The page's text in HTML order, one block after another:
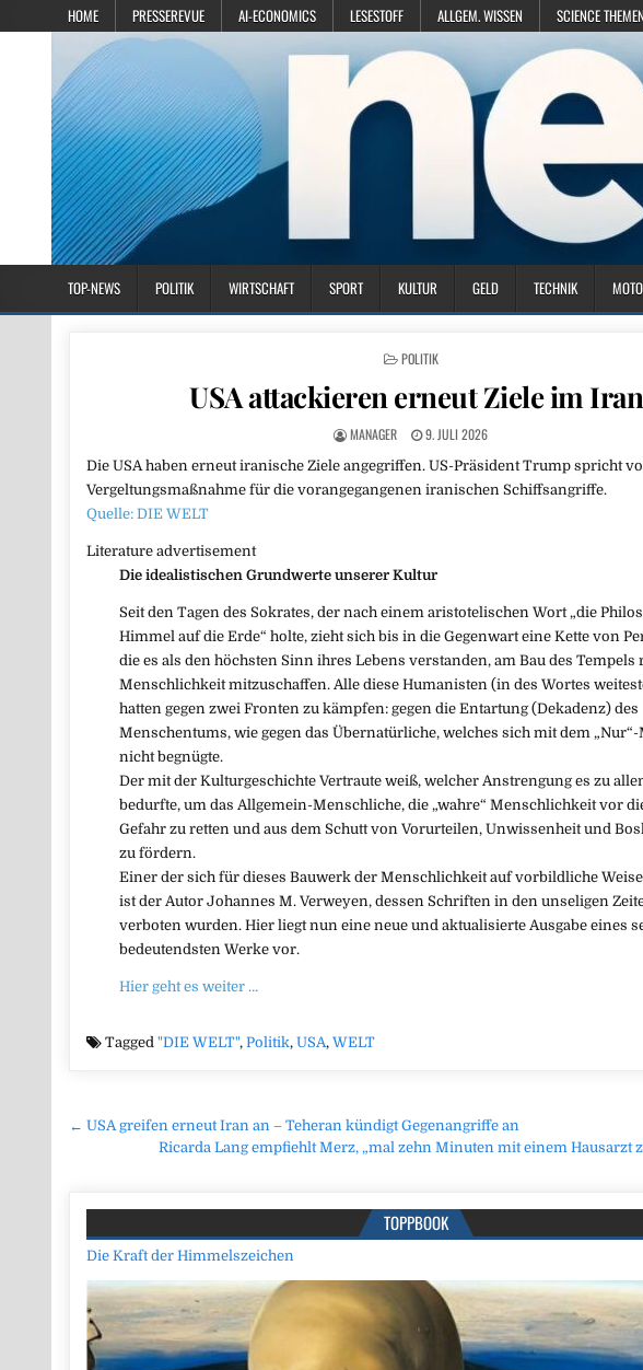
HOME PRESSEREVUE AI-ECONOMICS LESESTOFF ALLGEM. WISSEN SCIENCE THEMEN
TOP-NEWS POLITIK WIRTSCHAFT SPORT KULTUR GELD TECHNIK
POSTED IN
POLITIK
USA attackieren erneut Ziele im Iran
MANAGER 9. JULI 2026
Die USA haben erneut iranische Ziele angegriffen. US-Präsident Trump spricht
Vergeltungsmaßnahme für die vorangegangenen iranischen Schiffsangriffe.
Quelle: DIE WELT
Literature advertisement
Die idealistischen Grundwerte unserer Kultur
Seit den Tagen des Sokrates, der nach einem aristotelischen Wort „die
Himmel auf die Erde“ holte, zieht sich bis in die Gegenwart eine Kette von
die es als den höchsten Sinn ihres Lebens verstanden, am Bau des Tempels
Menschlichkeit mitzuschaffen. Alle diese Humanisten (in des Wortes
hatten gegen zwei Fronten zu kämpfen: gegen die Entartung (Dekadenz) des
Menschentums, wie gegen das Übernatürliche, welches sich mit dem
nicht begnügte.
Der mit der Kulturgeschichte Vertraute weiß, welcher Anstrengung es zu
bedurfte, um das Allgemein-Menschliche, die „wahre“ Menschlichkeit vor
Gefahr zu retten und aus dem Schutt von Vorurteilen, Unwissenheit und
zu fördern.
Einer der sich für dieses Bauwerk der Menschlichkeit auf vorbildliche Weise
ist der Autor Johannes M. Verweyen, dessen Schriften in den unseligen
verboten wurden. Hier liegt nun eine neue und aktualisierte Ausgabe eines
bedeutendsten Werke vor.
Hier geht es weiter …
Tagged"DIE WELT",Politik,USA,WELT
Beitragsnavigation
← USA greifen erneut Iran an – Teheran kündigt Gegenangriffe an
Ricarda Lang empfiehlt Merz, „mal zehn Minuten mit einem Hausarzt
TOPPBOOK
Die Kraft der Himmelszeichen